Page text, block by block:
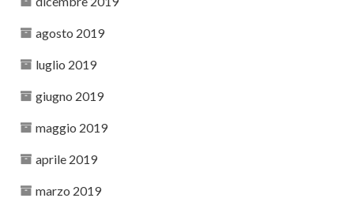
agosto 2019
luglio 2019
giugno 2019
maggio 2019
aprile 2019
marzo 2019